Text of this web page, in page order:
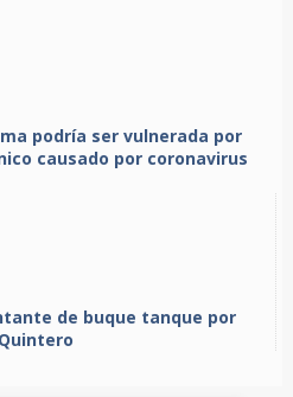
podría ser vulnerada por
causado por coronavirus
de buque tanque por